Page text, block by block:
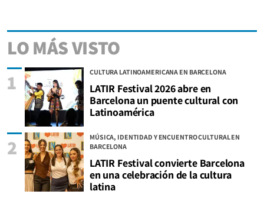
LO MÁS VISTO
CULTURA LATINOAMERICANA EN BARCELONA
LATIR Festival 2026 abre en
Barcelona un puente cultural con
Latinoamérica
1
MÚSICA, IDENTIDAD Y ENCUENTRO CULTURAL EN
BARCELONA
LATIR Festival convierte Barcelona
en una celebración de la cultura
latina
2